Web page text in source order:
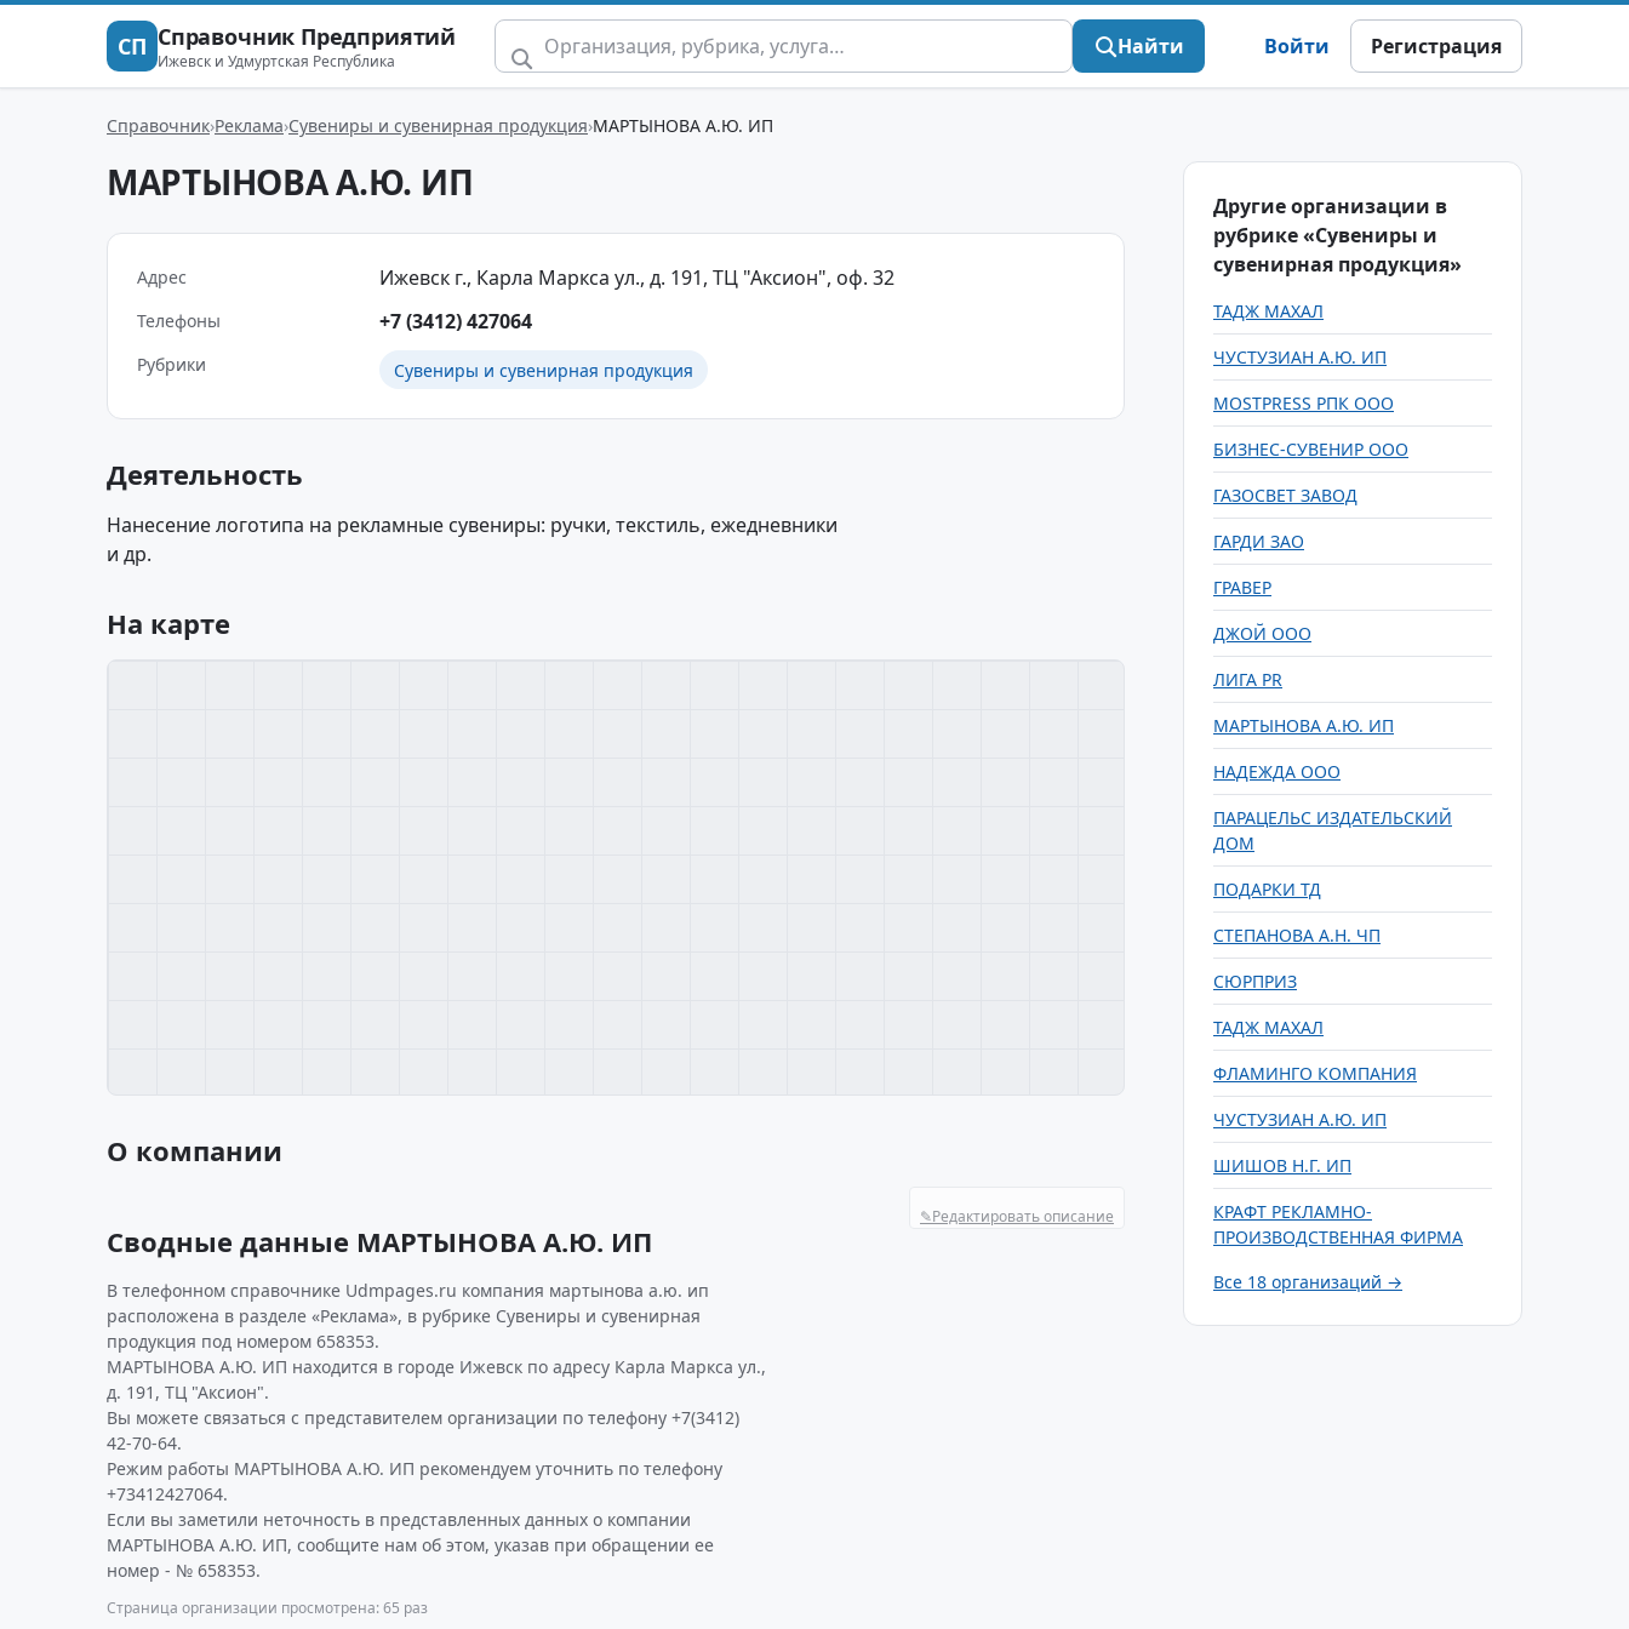
СП Справочник Предприятий
Ижевск и Удмуртская Республика
Найти Войти Регистрация
Справочник Реклама Сувениры и сувенирная продукция МАРТЫНОВА А.Ю. ИП
МАРТЫНОВА А.Ю. ИП
Адрес Ижевск г., Карла Маркса ул., д. 191, ТЦ "Аксион", оф. 32
Телефоны +7 (3412) 427064
Рубрики Сувениры и сувенирная продукция
Деятельность
Нанесение логотипа на рекламные сувениры: ручки, текстиль, ежедневники
и др.
На карте
О компании
✎Редактировать описание
Сводные данные МАРТЫНОВА А.Ю. ИП
В телефонном справочнике Udmpages.ru компания мартынова а.ю. ип
расположена в разделе «Реклама», в рубрике Сувениры и сувенирная
продукция под номером 658353.
МАРТЫНОВА А.Ю. ИП находится в городе Ижевск по адресу Карла Маркса ул.,
д. 191, ТЦ "Аксион".
Вы можете связаться с представителем организации по телефону +7(3412)
42-70-64.
Режим работы МАРТЫНОВА А.Ю. ИП рекомендуем уточнить по телефону
+73412427064.
Если вы заметили неточность в представленных данных о компании
МАРТЫНОВА А.Ю. ИП, сообщите нам об этом, указав при обращении ее
номер - № 658353.
Страница организации просмотрена: 65 раз
Другие организации в
рубрике «Сувениры и
сувенирная продукция»
ТАДЖ МАХАЛ
ЧУСТУЗИАН А.Ю. ИП
MOSTPRESS РПК ООО
БИЗНЕС-СУВЕНИР ООО
ГАЗОСВЕТ ЗАВОД
ГАРДИ ЗАО
ГРАВЕР
ДЖОЙ ООО
ЛИГА PR
МАРТЫНОВА А.Ю. ИП
НАДЕЖДА ООО
ПАРАЦЕЛЬС ИЗДАТЕЛЬСКИЙ
ДОМ
ПОДАРКИ ТД
СТЕПАНОВА А.Н. ЧП
СЮРПРИЗ
ТАДЖ МАХАЛ
ФЛАМИНГО КОМПАНИЯ
ЧУСТУЗИАН А.Ю. ИП
ШИШОВ Н.Г. ИП
КРАФТ РЕКЛАМНО-
ПРОИЗВОДСТВЕННАЯ ФИРМА
Все 18 организаций →